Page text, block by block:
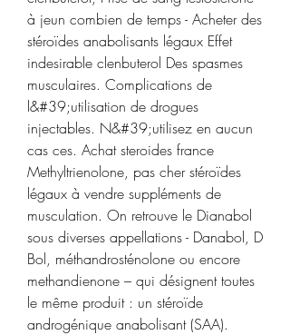
à jeun combien de temps - Acheter des
stéroïdes anabolisants légaux Effet
indesirable clenbuterol Des spasmes
musculaires. Complications de
l&#39;utilisation de drogues
injectables. N&#39;utilisez en aucun
cas ces. Achat steroides france
Methyltrienolone, pas cher stéroïdes
légaux à vendre suppléments de
musculation. On retrouve le Dianabol
sous diverses appellations - Danabol, D
Bol, méthandrosténolone ou encore
methandienone – qui désignent toutes
le même produit : un stéroïde
androgénique anabolisant (SAA).